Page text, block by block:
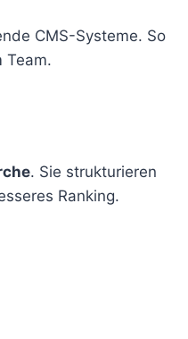
CMS-Systeme. So
Team.
. Sie strukturieren
Ranking.